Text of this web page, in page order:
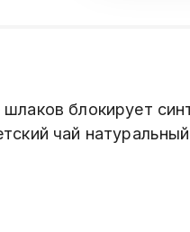
блокирует
чай